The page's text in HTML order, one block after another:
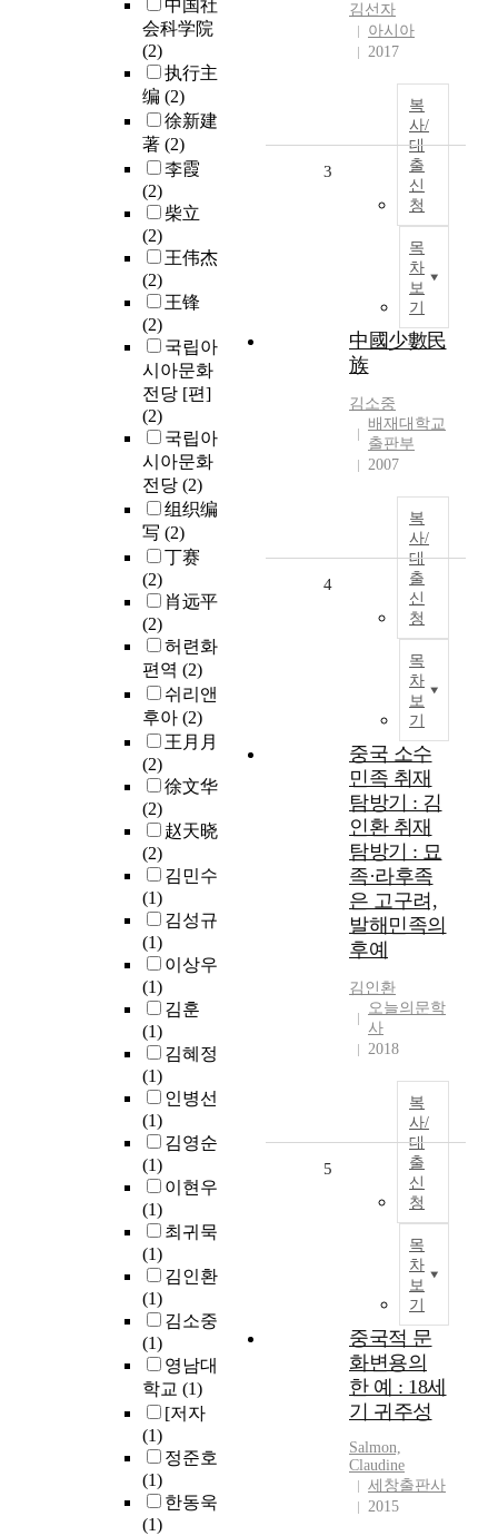
中国社
会科学院
(2)
执行主
编 (2)
徐新建
著 (2)
李霞
(2)
柴立
(2)
王伟杰
(2)
王锋
(2)
국립아
시아문화
전당 [편]
(2)
국립아
시아문화
전당 (2)
组织编
写 (2)
丁赛
(2)
肖远平
(2)
허련화
편역 (2)
쉬리앤
후아 (2)
王月月
(2)
徐文华
(2)
赵天晓
(2)
김민수
(1)
김성규
(1)
이상우
(1)
김훈
(1)
김혜정
(1)
인병선
(1)
김영순
(1)
이현우
(1)
최귀묵
(1)
김인환
(1)
김소중
(1)
영남대
학교 (1)
[저자
(1)
정준호
(1)
한동욱
(1)
김선자
아시아
2017
복
사/
대
출
신
청
목
차
보
기
3
中國少數民
族
김소중
배재대학교
출판부
2007
복
사/
대
출
신
청
목
차
보
기
4
중국 소수
민족 취재
탐방기 : 김
인환 취재
탐방기 : 묘
족·라후족
은 고구려,
발해민족의
후예
김인환
오늘의문학
사
2018
복
사/
대
출
신
청
목
차
보
기
5
중국적 문
화변용의
한 예 : 18세
기 귀주성
Salmon,
Claudine
세창출판사
2015